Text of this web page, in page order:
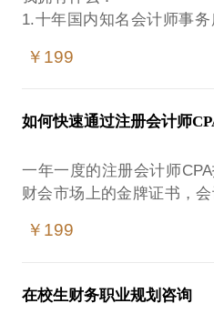
1.十年国内知名会计师事
2.带娃考过CPA，拥有CPA
的职业生涯培训，使我更加
1.如何选择会计师事务所
好事务所？如何不去跳坑？
2.会计师事务所内部分为
4.考哪些证书是必要的？如
￥199
如何快速通过注册会计师
一年一度的注册会计师
财会市场上的金牌证书，
证明，也是很多学生和跨
准备几年时间比较充分？
先考哪门比较好？
￥199
在校生财务职业规划咨询